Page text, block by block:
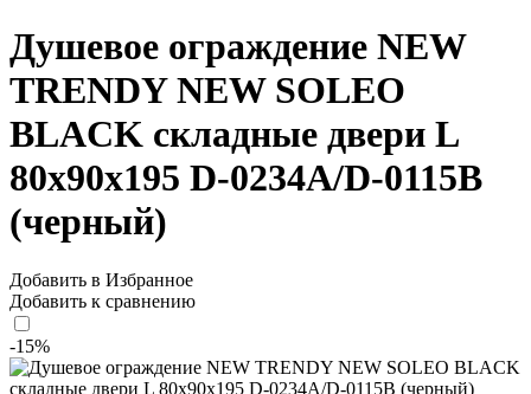
Душевое ограждение NEW
TRENDY NEW SOLEO
BLACK складные двери L
80x90x195 D-0234A/D-0115B
(черный)
Добавить в Избранное
Добавить к сравнению
-15%